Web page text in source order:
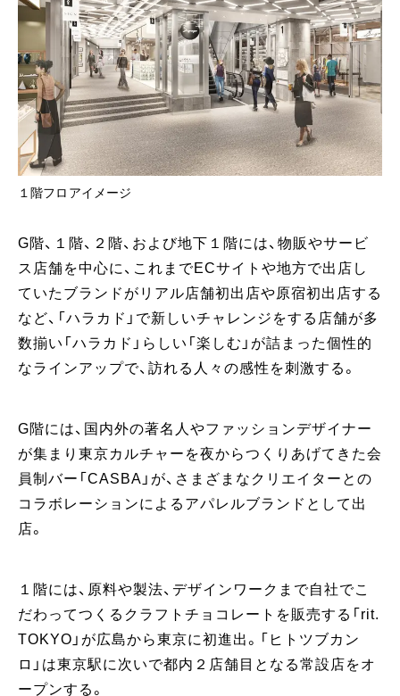
１階フロアイメージ
G階、１階、２階、および地下１階には、物販やサービ
ス店舗を中心に、これまでECサイトや地方で出店し
ていたブランドがリアル店舗初出店や原宿初出店する
など、「ハラカド」で新しいチャレンジをする店舗が多
数揃い「ハラカド」らしい「楽しむ」が詰まった個性的
なラインアップで、訪れる人々の感性を刺激する。
G階には、国内外の著名人やファッションデザイナー
が集まり東京カルチャーを夜からつくりあげてきた会
員制バー「CASBA」が、さまざまなクリエイターとの
コラボレーションによるアパレルブランドとして出
店。
１階には、原料や製法、デザインワークまで自社でこ
だわってつくるクラフトチョコレートを販売する「rit.
TOKYO」が広島から東京に初進出。「ヒトツブカン
ロ」は東京駅に次いで都内２店舗目となる常設店をオ
ープンする。